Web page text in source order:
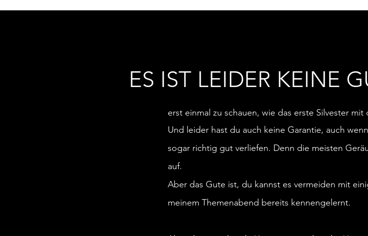
ES IST LEIDER KEINE
erst einmal zu schauen, wie das erste Silvester
Und leider hast du auch keine Garantie, auch
sogar richtig gut verliefen. Denn die meisten
auf.
Aber das Gute ist, du kannst es vermeiden mit
meinem Themenabend bereits kennengelernt.